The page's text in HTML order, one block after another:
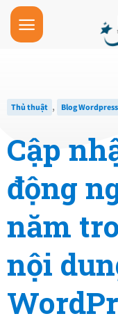
Skip
content
Thủ thuật , Blog Wordpress
Cập
động
năm
nội